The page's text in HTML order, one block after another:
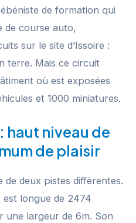
de formation qui
de course auto,
sur le site d’Issoire :
terre. Mais ce circuit
où est exposées
et 1000 miniatures.
haut niveau de
de plaisir
de deux pistes différentes.
est longue de 2474
une largeur de 6m. Son